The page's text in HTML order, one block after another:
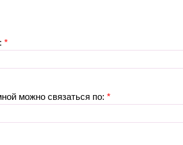
*
можно связаться по:*